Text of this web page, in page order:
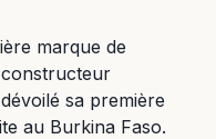
marque de
sa première
au Burkina Faso.